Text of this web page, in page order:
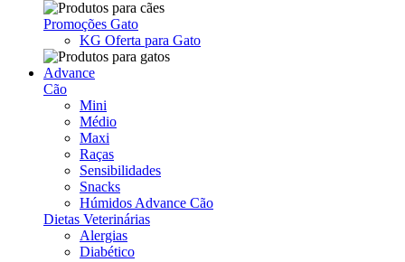
Promoções Gato
KG Oferta para Gato
Advance
Cão
Mini
Médio
Maxi
Raças
Sensibilidades
Snacks
Húmidos Advance Cão
Dietas Veterinárias
Alergias
Diabético